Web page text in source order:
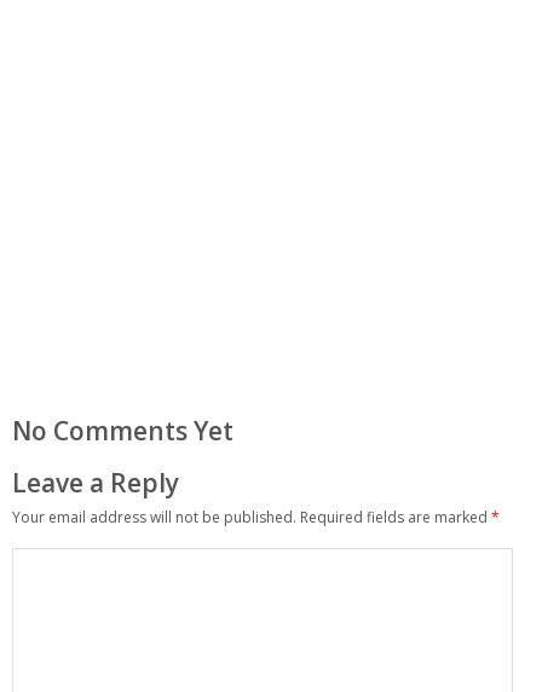
No Comments Yet
Leave a Reply
Your email address will not be published. Required fields are marked *